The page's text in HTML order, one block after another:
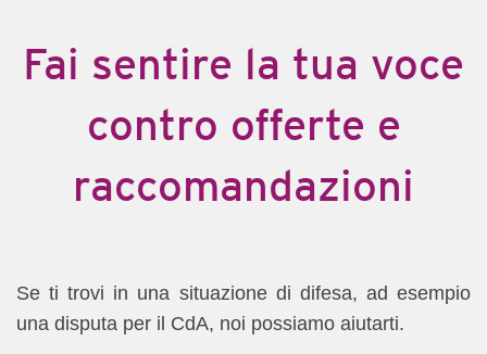
​Fai sentire la tua voce
contro offerte e
raccomandazioni
Se ti trovi in una situazione di difesa, ad esempio
una disputa per il CdA, noi possiamo aiutarti.